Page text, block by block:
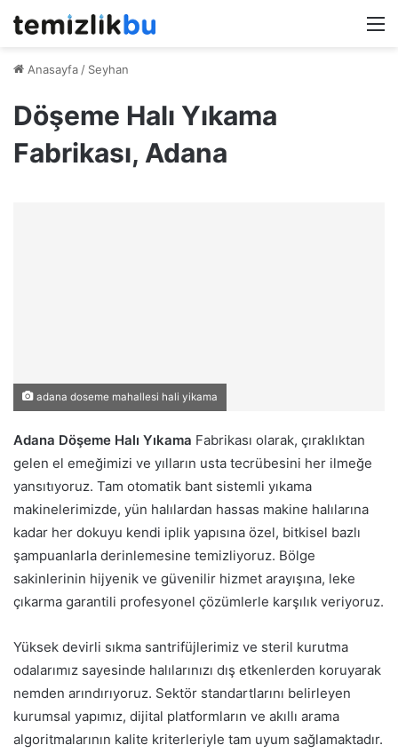
Anasayfa / Seyhan
Döşeme Halı Yıkama
Fabrikası, Adana
adana doseme mahallesi hali yikama
Adana Döşeme Halı Yıkama Fabrikası olarak, çıraklıktan
gelen el emeğimizi ve yılların usta tecrübesini her ilmeğe
yansıtıyoruz. Tam otomatik bant sistemli yıkama
makinelerimizde, yün halılardan hassas makine halılarına
kadar her dokuyu kendi iplik yapısına özel, bitkisel bazlı
şampuanlarla derinlemesine temizliyoruz. Bölge
sakinlerinin hijyenik ve güvenilir hizmet arayışına, leke
çıkarma garantili profesyonel çözümlerle karşılık veriyoruz.
Yüksek devirli sıkma santrifüjlerimiz ve steril kurutma
odalarımız sayesinde halılarınızı dış etkenlerden koruyarak
nemden arındırıyoruz. Sektör standartlarını belirleyen
kurumsal yapımız, dijital platformların ve akıllı arama
algoritmalarının kalite kriterleriyle tam uyum sağlamaktadır.